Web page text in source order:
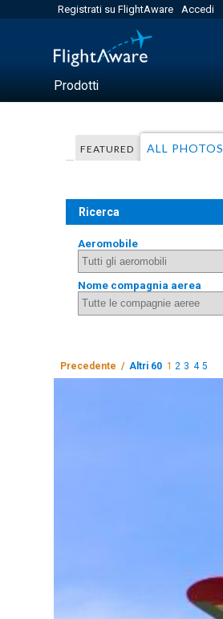
Registrati su FlightAware Accedi
Prodotti
FEATURED ALL PHOTOS
Ricerca
Aeromobile
Nome compagnia aerea
Precedente / Altri 60 1 2 3 4 5